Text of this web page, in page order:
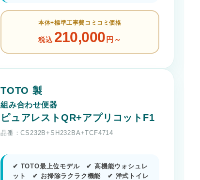
本体+標準工事費コミコミ価格
税込 210,000 円～
TOTO 製
組み合わせ便器
ピュアレストQR+アプリコットF1
品番：CS232B+SH232BA+TCF4714
✔ TOTO最上位モデル ✔ 高機能ウォシュレ
ット ✔ お掃除ラクラク機能 ✔ 洋式トイレ